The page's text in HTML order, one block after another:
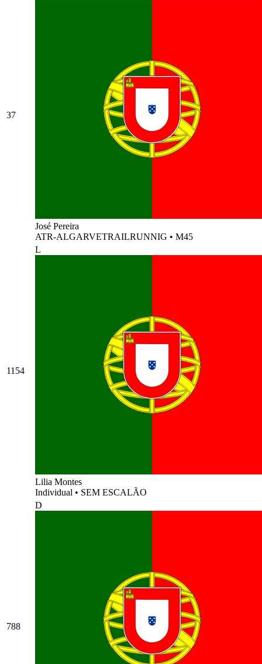
37
José Pereira
ATR-ALGARVETRAILRUNNIG • M45
1154
L
Lilia Montes
Individual • SEM ESCALÃO
788
D